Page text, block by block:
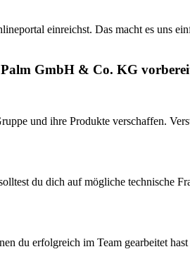
einreichst. Das macht es uns
GmbH & Co. KG
und ihre Produkte verschaffen.
du dich auf mögliche technische
du erfolgreich im Team gearbeitet